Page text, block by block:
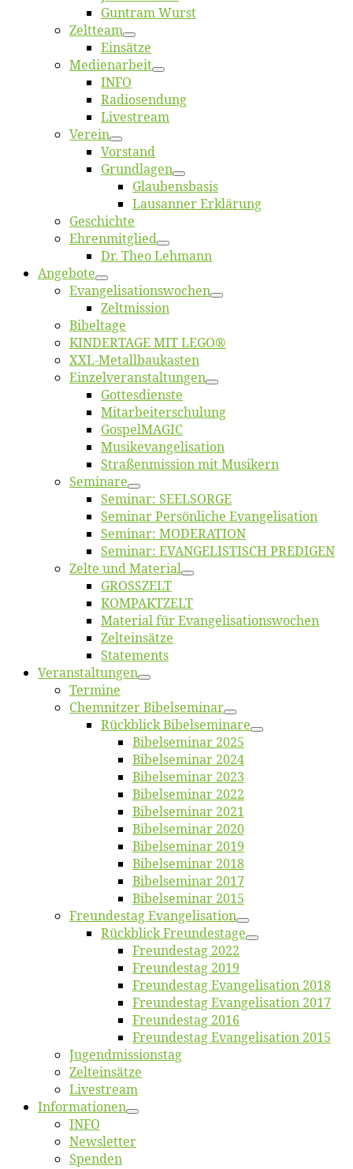
Gun­tram Wurst
Zelt­team
Ein­sät­ze
Me­di­en­ar­beit
INFO
Ra­dio­sen­dung
Live­stream
Ver­ein
Vor­stand
Grund­la­gen
Glaubens­ba­sis
Lausan­ner Erklärung
Ge­schich­te
Eh­ren­mit­glied
Dr. Theo Lehmann
An­ge­bo­te
Evangelisa­tions­wo­chen
Zelt­mis­si­on
Bi­bel­ta­ge
KINDERTAGE MIT LEGO®
XXL-Me­­tal­l­­bau­­kas­­ten
Einzelver­an­stal­tungen
Got­tes­diens­te
Mitarbeiter­schulung
Gos­pel­MA­GIC
Musikevan­ge­li­sa­tion
Straßenmis­sion mit Musikern
Se­mi­na­re
Se­mi­nar: SEELSORGE
Se­mi­nar Per­sön­li­che Evangelisation
Se­mi­nar: MODERATION
Se­mi­nar: EVANGELISTISCH PREDIGEN
Zel­te und Material
GROSSZELT
KOMPAKTZELT
Ma­te­ri­al für Evangelisationswochen
Zelt­ein­sät­ze
State­ments
Ver­an­stal­tun­gen
Ter­mi­ne
Chemnit­zer Bibelseminar
Rück­blick Bibelseminare
Bi­bel­se­mi­nar 2025
Bi­bel­se­mi­nar 2024
Bi­bel­se­mi­nar 2023
Bi­bel­se­mi­nar 2022
Bi­bel­se­mi­nar 2021
Bi­bel­se­mi­nar 2020
Bi­bel­se­mi­nar 2019
Bi­bel­se­mi­nar 2018
Bibelsemi­nar 2017
Bibelsemi­nar 2015
Freun­des­tag Evangelisation
Rück­blick Freundestage
Freun­des­tag 2022
Freun­des­tag 2019
Freun­des­tag Evan­ge­li­sa­ti­on 2018
Freun­des­tag Evan­ge­li­sa­ti­on 2017
Freun­des­tag 2016
Freun­des­tag Evan­ge­li­sa­ti­on 2015
Jugend­mis­sions­tag
Zelt­ein­sät­ze
Live­stream
Informatio­nen
INFO
News­let­ter
Spen­den